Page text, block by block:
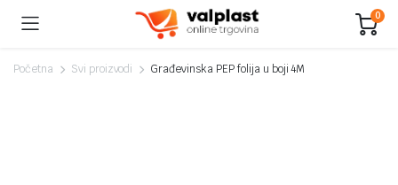
0
Početna Svi proizvodi Građevinska PEP folija u boji 4M